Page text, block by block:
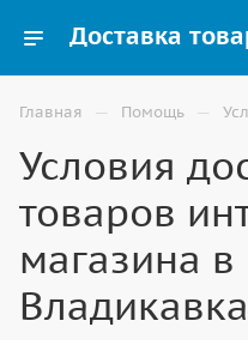
Главная — Помощь —
Условия
товаров
магазина в